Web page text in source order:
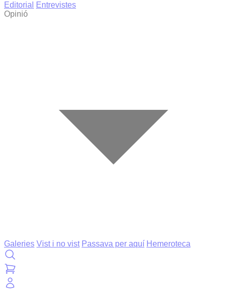
Editorial
Entrevistes
Opinió
Galeries Vist i no vist Passava per aquí Hemeroteca